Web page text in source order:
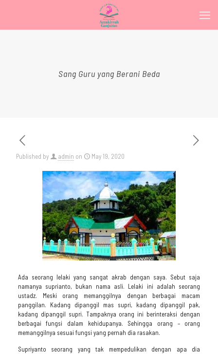
Sang Guru yang Berani Beda
Published by admin on May 19, 2020
Ada seorang lelaki yang sangat akrab dengan saya. Sebut saja
namanya suprianto, bukan nama asli. Lelaki ini adalah seorang
ustadz. Meski orang memanggilnya dengan berbagai macam
panggilan. Kadang dipanggil mas supri, kadang dipanggil pak,
kadang dipanggil supri. Tampaknya orang ini berinteraksi dengan
berbagai fungsi dalam kehidupanya. Sehingga orang – orang
memanggilnya sesuai fungsi yang pernah dia rasakan.
Supriyanto seorang yang tak mempedulikan dengan apa dia